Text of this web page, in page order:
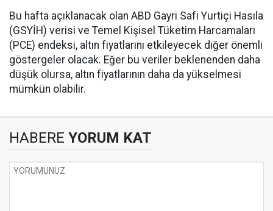
Bu hafta açıklanacak olan ABD Gayri Safi Yurtiçi Hasıla
(GSYİH) verisi ve Temel Kişisel Tüketim Harcamaları
(PCE) endeksi, altın fiyatlarını etkileyecek diğer önemli
göstergeler olacak. Eğer bu veriler beklenenden daha
düşük olursa, altın fiyatlarının daha da yükselmesi
mümkün olabilir.
HABERE YORUM KAT